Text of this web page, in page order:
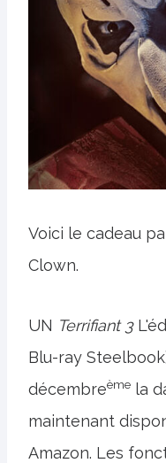
Voici le cadeau
Clown.
UN Terrifiant 3
Blu-ray
décembreème la
maintenant
Amazon. Les